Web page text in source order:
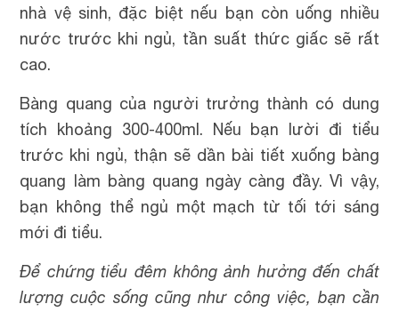
nhà vệ sinh, đặc biệt nếu bạn còn uống nhiều
nước trước khi ngủ, tần suất thức giấc sẽ rất
cao.
Bàng quang của người trưởng thành có dung
tích khoảng 300-400ml. Nếu bạn lười đi tiểu
trước khi ngủ, thận sẽ dần bài tiết xuống bàng
quang làm bàng quang ngày càng đầy. Vì vậy,
bạn không thể ngủ một mạch từ tối tới sáng
mới đi tiểu.
Để chứng tiểu đêm không ảnh hưởng đến chất
lượng cuộc sống cũng như công việc, bạn cần